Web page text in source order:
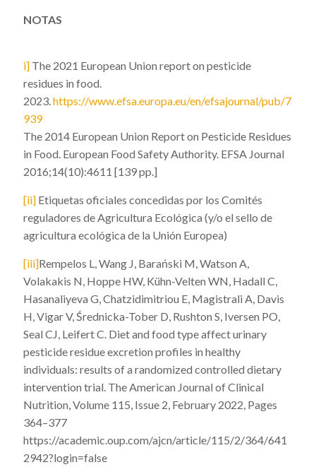
NOTAS
i] The 2021 European Union report on pesticide
residues in food.
2023.https://www.efsa.europa.eu/en/efsajournal/pub/7
939
The 2014 European Union Report on Pesticide Residues
in Food. European Food Safety Authority. EFSA Journal
2016;14(10):4611 [139 pp.]
[ii] Etiquetas oficiales concedidas por los Comités
reguladores de Agricultura Ecológica (y/o el sello de
agricultura ecológica de la Unión Europea)
[iii]Rempelos L, Wang J, Barański M, Watson A,
Volakakis N, Hoppe HW, Kühn-Velten WN, Hadall C,
Hasanaliyeva G, Chatzidimitriou E, Magistrali A, Davis
H, Vigar V, Średnicka-Tober D, Rushton S, Iversen PO,
Seal CJ, Leifert C. Diet and food type affect urinary
pesticide residue excretion profiles in healthy
individuals: results of a randomized controlled dietary
intervention trial. The American Journal of Clinical
Nutrition, Volume 115, Issue 2, February 2022, Pages
364–377
https://academic.oup.com/ajcn/article/115/2/364/641
2942?login=false